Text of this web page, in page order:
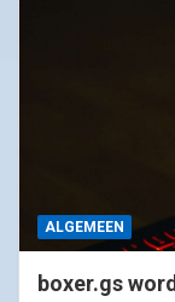
ALGEMEEN
boxer.gs